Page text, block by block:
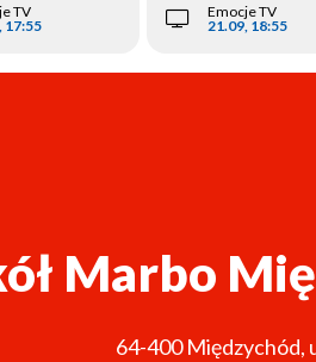
TV
17:55
Emocje TV
21.09, 18:55
Marbo
64-400 Międzychód,